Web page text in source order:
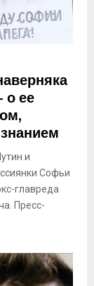
ее
и
Софьи
главреда
Пресс-